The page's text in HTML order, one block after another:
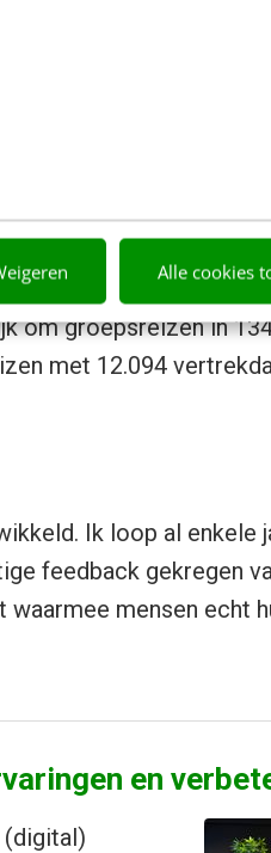
Alle cookies
In de
product neer te
en familie
zijn er acht
Koning Aap,
en vergeleken
om groepsreizen in
met 12.094
Ik loop al enkele
feedback gekregen
mensen echt
en
(digital)